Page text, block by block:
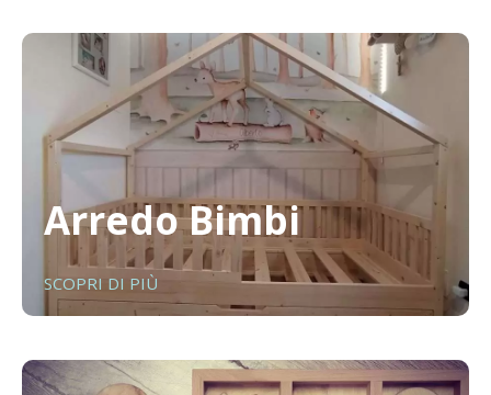
Arredo Bimbi
SCOPRI DI PIÙ